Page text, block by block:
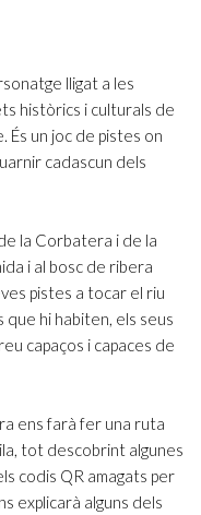
lligat a les
històrics i culturals de
És un joc de pistes on
cadascun dels
la Corbatera i de la
i al bosc de ribera
pistes a tocar el riu
hi habiten, els seus
capaços i capaces de
ens farà fer una ruta
tot descobrint algunes
codis QR amagats per
explicarà alguns dels